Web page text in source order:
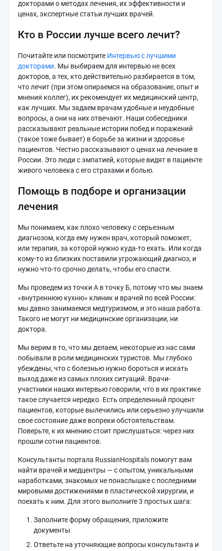
докторами о методах лечения, их эффективности и
ценах, экспертные статьи лучших врачей.
Кто в России лучше всего лечит?
Почитайте или посмотрите Интервью с лучшими
докторами. Мы выбираем для интервью не всех
докторов, а тех, кто действительно разбирается в том,
что лечит (при этом опираемся на образование, опыт и
мнения коллег), их рекомендует их медицинский центр,
как лучших. Мы задаем врачам удобные и неудобные
вопросы, а они на них отвечают. Наши собеседники
рассказывают реальные истории побед и поражений
(такое тоже бывает) в борьбе за жизни и здоровье
пациентов. Честно рассказывают о ценах на лечение в
России. Это люди с эмпатией, которые видят в пациенте
живого человека с его страхами и болью.
Помощь в подборе и организации
лечения
Мы понимаем, как плохо человеку с серьезным
диагнозом, когда ему нужен врач, который поможет,
или терапия, за которой нужно куда-то ехать. Или когда
кому-то из близких поставили угрожающий диагноз, и
нужно что-то срочно делать, чтобы его спасти.
Мы проведем из точки А в точку Б, потому что мы знаем
«внутреннюю кухню» клиник и врачей по всей России:
мы давно занимаемся медтуризмом, и это наша работа.
Такого не могут ни медицинские организации, ни
доктора.
Мы верим в то, что мы делаем, некоторые из нас сами
побывали в роли медицинских туристов. Мы глубоко
убеждены, что с болезнью нужно бороться и искать
выход даже из самых плохих ситуаций. Врачи-
участники наших интервью говорили, что в их практике
такое случается нередко. Есть определенный процент
пациентов, которые вылечились или серьезно улучшили
свое состояние даже вопреки обстоятельствам.
Поверьте, к их мнению стоит прислушаться: через них
прошли сотни пациентов.
Консультанты портала RussianHospitals помогут вам
найти врачей и медцентры — с опытом, уникальными
наработками, знакомых не понаслышке с последними
мировыми достижениями в пластической хирургии, и
поехать к ним. Для этого выполните 3 простых шага:
Заполните форму обращения, приложите
документы
Ответьте на уточняющие вопросы консультанта и